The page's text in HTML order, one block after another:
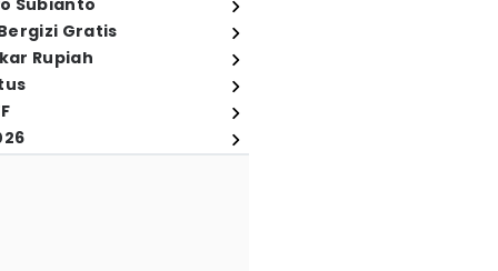
Subianto
Gratis
Rupiah